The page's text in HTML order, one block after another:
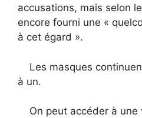
accusations, mais selon
encore fourni une «
à cet égard ».
Les masques
à un.
On peut accéder à une